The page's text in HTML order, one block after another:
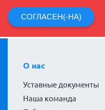
СОГЛАСЕН(-НА)
О нас
Уставные документы
Наша команда